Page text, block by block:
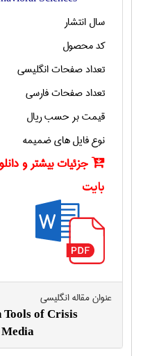
سال انتشار
کد محصول
تعداد صفحات انگليسی
تعداد صفحات فارسی
قیمت بر حسب ریال
نوع فایل های ضمیمه
جزئیات بیشتر و
بایت
عنوان مقاله انگليسی
of Crisis